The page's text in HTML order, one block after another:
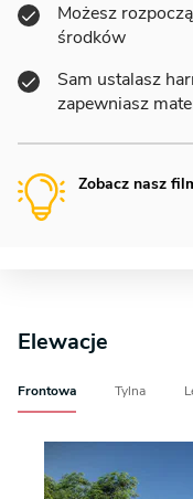
Możesz
środków
Sam ustalasz
zapewniasz
Zobacz nasz
Elewacje
Frontowa Tylna